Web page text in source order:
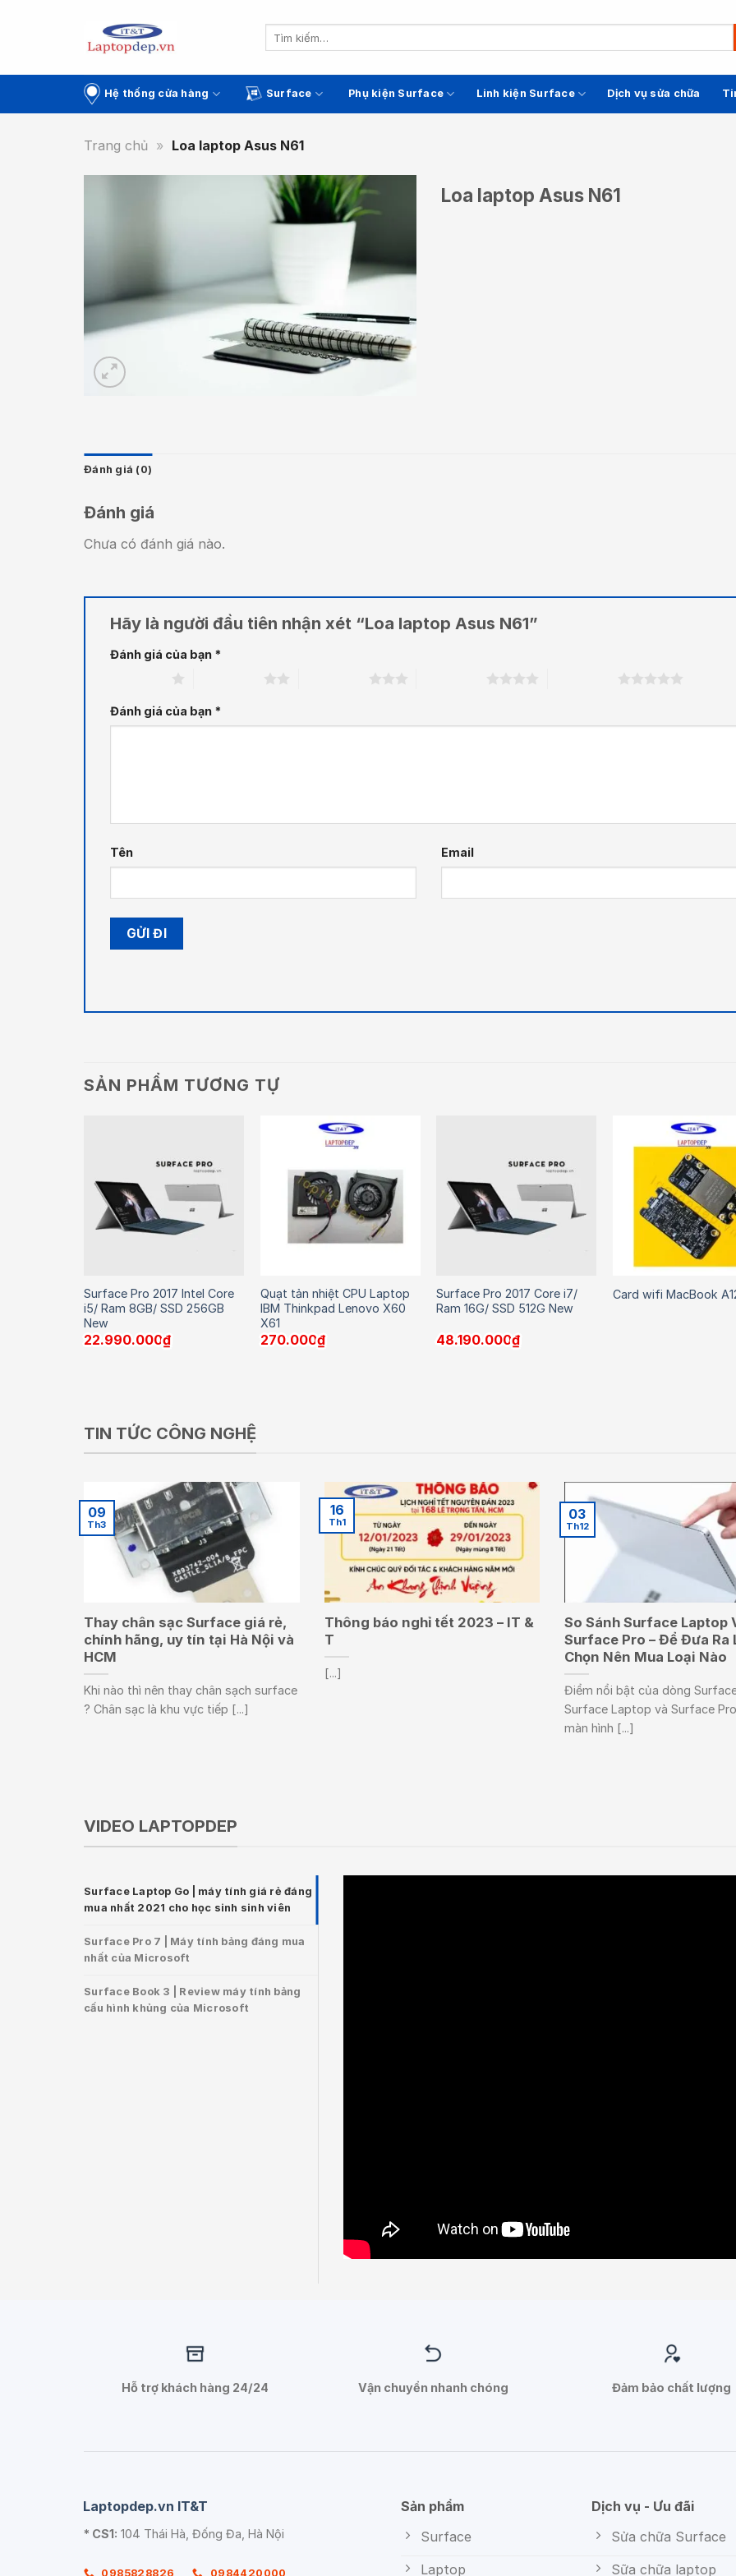
Hệ thống cửa hàng Surface Phụ kiện Surface Linh kiện Surface Dịch vụ sửa chữa
Trang chủ » Loa laptop Asus N61
Loa laptop Asus N61
Đánh giá (0)
Đánh giá
Chưa có đánh giá nào.
Hãy là người đầu tiên nhận xét “Loa laptop Asus N61”
Đánh giá của bạn *
Đánh giá của bạn *
Tên Email
SẢN PHẨM TƯƠNG TỰ
Surface Pro 2017 Intel Core
i5/ Ram 8GB/ SSD 256GB
New
22.990.000₫
Quạt tản nhiệt CPU Laptop
IBM Thinkpad Lenovo X60
X61
270.000₫
Surface Pro 2017 Core i7/
Ram 16G/ SSD 512G New
48.190.000₫
Card wifi MacBook
TIN TỨC CÔNG NGHỆ
Thay chân sạc Surface giá rẻ,
chính hãng, uy tín tại Hà Nội và
HCM
Khi nào thì nên thay chân sạch surface
? Chân sạc là khu vực tiếp [...]
09
Th3
Thông báo nghỉ tết 2023 – IT &
T
[...]
16
Th1
So Sánh Surface Laptop
Surface Pro – Để Đưa Ra
Chọn Nên Mua Loại Nào
Điểm nổi bật của dòng
Surface Laptop và Surface
màn hình [...]
03
Th12
VIDEO LAPTOPDEP
Surface Laptop Go | máy tính giá rẻ đáng
mua nhất 2021 cho học sinh sinh viên
Surface Pro 7 | Máy tính bảng đáng mua
nhất của Microsoft
Surface Book 3 | Review máy tính bảng
cấu hình khủng của Microsoft
Hỗ trợ khách hàng 24/24 Vận chuyển nhanh chóng Đảm bảo chất lượng
Laptopdep.vn IT&T
* CS1: 104 Thái Hà, Đống Đa, Hà Nội
0985828826 0984420000
Sản phẩm
Surface
Laptop
Dịch vụ - Ưu đãi
Sửa chữa Surface
Sữa chữa laptop